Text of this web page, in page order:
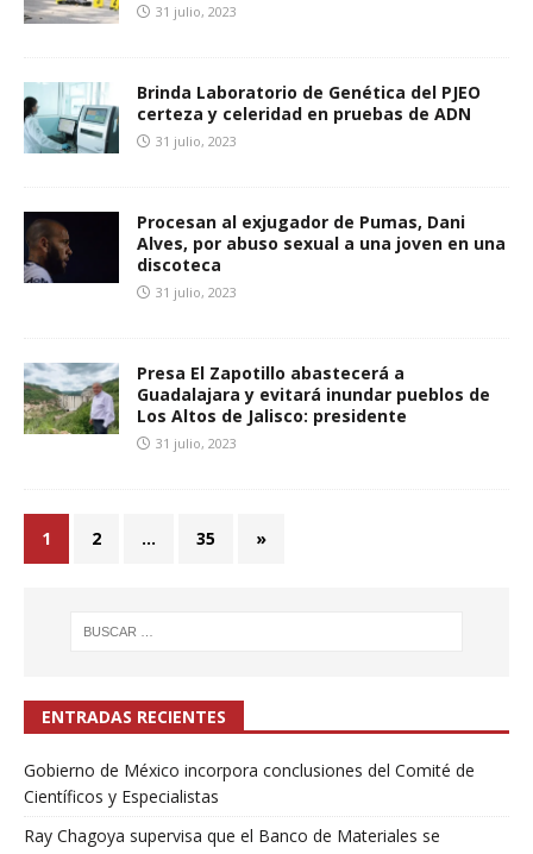
31 julio, 2023
Brinda Laboratorio de Genética del PJEO
certeza y celeridad en pruebas de ADN
31 julio, 2023
Procesan al exjugador de Pumas, Dani
Alves, por abuso sexual a una joven en una
discoteca
31 julio, 2023
Presa El Zapotillo abastecerá a
Guadalajara y evitará inundar pueblos de
Los Altos de Jalisco: presidente
31 julio, 2023
1 2 … 35 »
ENTRADAS RECIENTES
Gobierno de México incorpora conclusiones del Comité de
Científicos y Especialistas
Ray Chagoya supervisa que el Banco de Materiales se